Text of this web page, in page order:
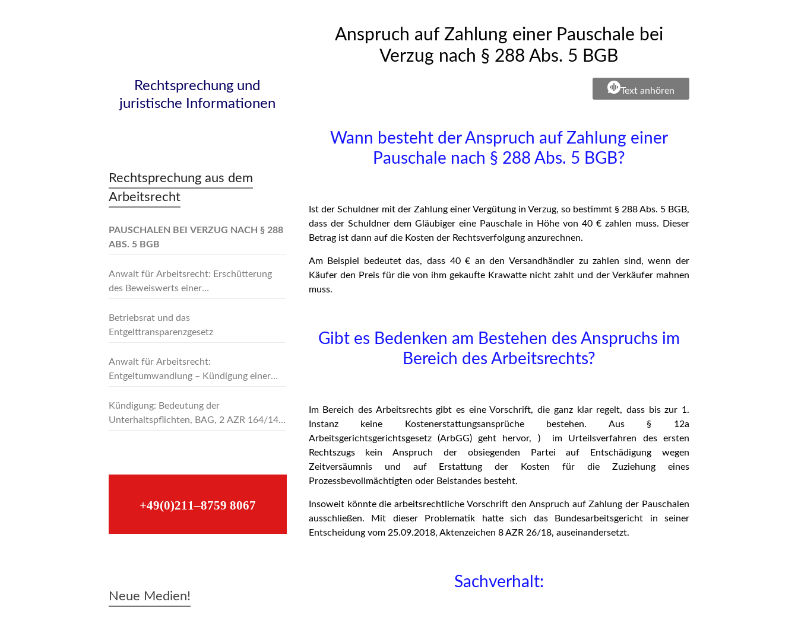
Anspruch auf Zahlung einer Pauschale bei
Verzug nach § 288 Abs. 5 BGB
Text anhören
Wann besteht der Anspruch auf Zahlung einer
Pauschale nach § 288 Abs. 5 BGB?
Ist der Schuldner mit der Zahlung einer Vergütung in Verzug, so bestimmt § 288 Abs. 5 BGB,
dass der Schuldner dem Gläubiger eine Pauschale in Höhe von 40 € zahlen muss. Dieser
Betrag ist dann auf die Kosten der Rechtsverfolgung anzurechnen.
Am Beispiel bedeutet das, dass 40 € an den Versandhändler zu zahlen sind, wenn der
Käufer den Preis für die von ihm gekaufte Krawatte nicht zahlt und der Verkäufer mahnen
muss.
Gibt es Bedenken am Bestehen des Anspruchs im
Bereich des Arbeitsrechts?
Im Bereich des Arbeitsrechts gibt es eine Vorschrift, die ganz klar regelt, dass bis zur 1.
Instanz keine Kostenerstattungsansprüche bestehen. Aus § 12a
Arbeitsgerichtsgerichtsgesetz (ArbGG) geht hervor, ) im Urteilsverfahren des ersten
Rechtszugs kein Anspruch der obsiegenden Partei auf Entschädigung wegen
Zeitversäumnis und auf Erstattung der Kosten für die Zuziehung eines
Prozessbevollmächtigten oder Beistandes besteht.
Insoweit könnte die arbeitsrechtliche Vorschrift den Anspruch auf Zahlung der Pauschalen
ausschließen. Mit dieser Problematik hatte sich das Bundesarbeitsgericht in seiner
Entscheidung vom 25.09.2018, Aktenzeichen 8 AZR 26/18, auseinandersetzt.
Sachverhalt:
Rechtsprechung und
juristische Informationen
Rechtsprechung aus dem
Arbeitsrecht
PAUSCHALEN BEI VERZUG NACH § 288
ABS. 5 BGB
Anwalt für Arbeitsrecht: Erschütterung
des Beweiswerts einer
Betriebsrat und das
Entgelttransparenzgesetz
Anwalt für Arbeitsrecht:
Entgeltumwandlung – Kündigung einer
Arbeitsverhältnis
Kündigung: Bedeutung der
Unterhaltspflichten, BAG, 2 AZR 164/14,
+49(0)211–8759 8067
Neue Medien!